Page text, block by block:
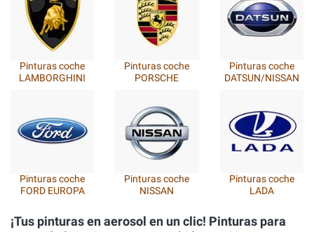
Pinturas coche
VOLVO
Pinturas coche
ROVER
Pinturas coche
DAEWOO
Pinturas coche
ACURA
Pinturas coche
TESLA
Pinturas coche
LANCIA
¡Tus pinturas en aerosol en un clic! Pinturas para